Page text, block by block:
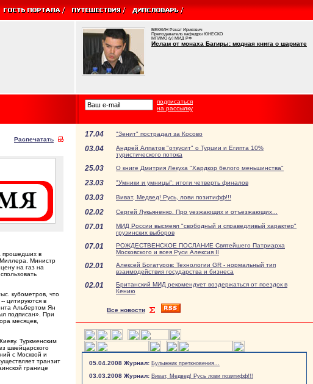
БЕККИН Ренат Ирикович
Преподаватель кафедры ЮНЕСКО
МГИМО (у) МИД РФ
Ислам от монаха Багиры: модная книга о шариате
подписаться
на рассылку
Распечатать
прошедших в
Миллера. Министр
на газ на
кубометров, что
цитируются в
Альбертом Ян
подписан». При
месяцев,
Туркменским
швейцарского
с Москвой и
транзит
границе
17.04 "Зенит" пострадал за Косово
03.04
Андрей Алпатов "откусит" о Турции и Египта 10%
туристического потока
25.03 О книге Дмитрия Лекуха "Хардкор белого меньшинства"
23.03 "Умники и умницы": итоги четверть финалов
03.03 Виват, Медвед! Русь, лови позитифф!!!
02.02 Сергей Лукьяненко. Про уезжающих и отъезжающих...
07.01
МИД России высмеял "свободный и справедливый характер"
грузинских выборов
07.01
РОЖДЕСТВЕНСКОЕ ПОСЛАНИЕ Святейшего Патриарха
Московского и всея Руси Алексия II
02.01
Алексей Богатуров: Технологии GR - нормальный тип
взаимодействия государства и бизнеса
02.01
Британский МИД рекомендует воздержаться от поездок в
Кению
Все новости
05.04.2008 Журнал: Булыжник преткновения...
03.03.2008 Журнал: Виват, Медвед! Русь лови позитифф!!!